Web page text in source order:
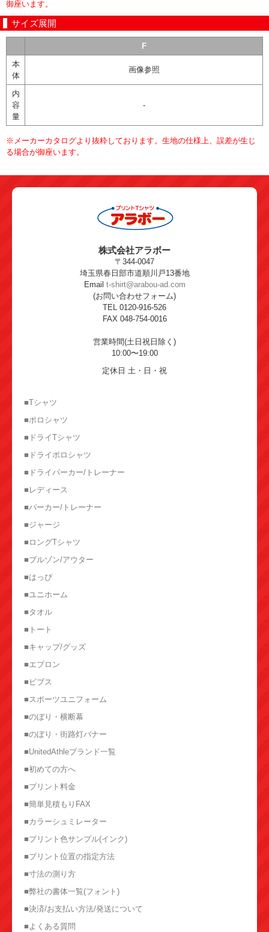
御座います。
サイズ展開
F
本
体
画像参照
内
容
量
-
※メーカーカタログより抜粋しております。生地の仕様上、誤差が生じ
る場合が御座います。
株式会社アラボー
〒344-0047
埼玉県春日部市道順川戸13番地
Email t-shirt@arabou-ad.com
(お問い合わせフォーム)
TEL 0120-916-526
FAX 048-754-0016
営業時間(土日祝日除く)
10:00〜19:00
定休日 土・日・祝
■Tシャツ
■ポロシャツ
■ドライTシャツ
■ドライポロシャツ
■ドライパーカー/トレーナー
■レディース
■パーカー/トレーナー
■ジャージ
■ロングTシャツ
■ブルゾン/アウター
■はっぴ
■ユニホーム
■タオル
■トート
■キャップ/グッズ
■エプロン
■ビブス
■スポーツユニフォーム
■のぼり・横断幕
■のぼり・街路灯バナー
■UnitedAthleブランド一覧
■初めての方へ
■プリント料金
■簡単見積もりFAX
■カラーシュミレーター
■プリント色サンプル(インク)
■プリント位置の指定方法
■寸法の測り方
■弊社の書体一覧(フォント)
■決済/お支払い方法/発送について
■よくある質問